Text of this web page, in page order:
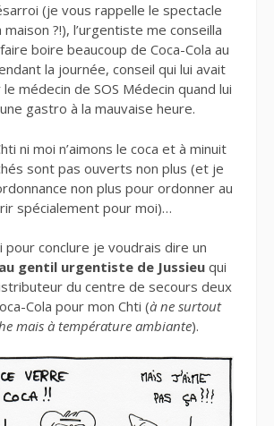
(je vous rappelle le spectacle
maison ?!), l’urgentiste me conseilla
boire beaucoup de Coca-Cola au
la journée, conseil qui lui avait
médecin de SOS Médecin quand lui
gastro à la mauvaise heure.
ni moi n’aimons le coca et à minuit
sont pas ouverts non plus (et je
non plus pour ordonner au
spécialement pour moi)…
pour conclure je voudrais dire un
gentil urgentiste de Jussieu qui
du centre de secours deux
Cola pour mon Chti (à ne surtout
mais à température ambiante).